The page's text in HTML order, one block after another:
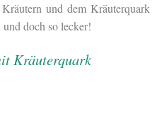
und dem Kräuterquark
doch so lecker!